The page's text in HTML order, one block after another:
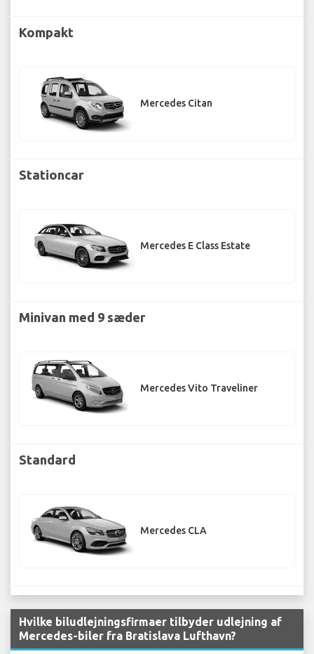
Kompakt
Mercedes Citan
Stationcar
Mercedes E Class Estate
Minivan med 9 sæder
Mercedes Vito Traveliner
Standard
Mercedes CLA
Hvilke biludlejningsfirmaer tilbyder udlejning af
Mercedes-biler fra Bratislava Lufthavn?